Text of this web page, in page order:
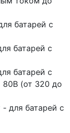
батарей с
батарей с
батарей с
(от 320 до
для батарей с